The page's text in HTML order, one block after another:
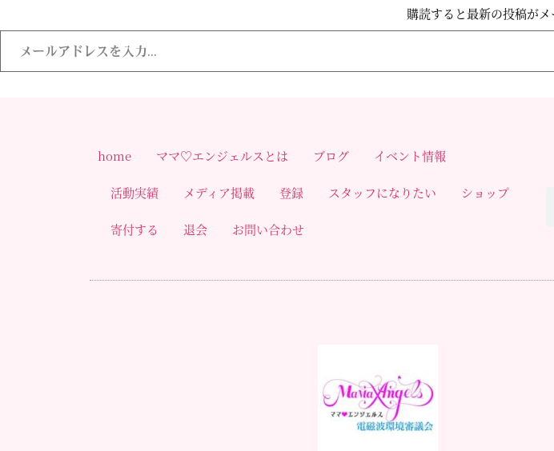
購読すると最新の投稿がメ
home ママ♡エンジェルスとは ブログ イベント情報
活動実績 メディア掲載 登録 スタッフになりたい ショップ
寄付する 退会 お問い合わせ